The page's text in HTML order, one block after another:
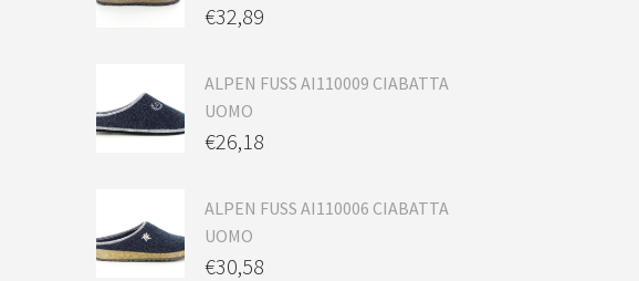
€32,89
ALPEN FUSS AI110009 CIABATTA
UOMO
€26,18
ALPEN FUSS AI110006 CIABATTA
UOMO
€30,58